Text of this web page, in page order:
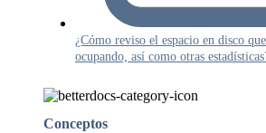
¿Cómo reviso el espacio en disco
ocupando, así como otras
Conceptos